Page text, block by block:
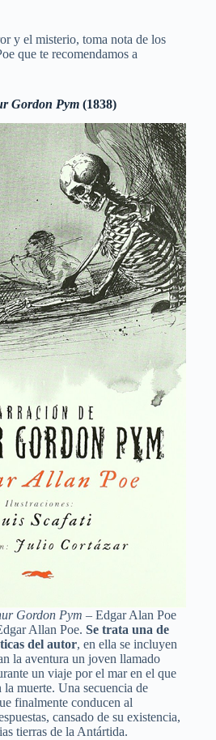
y el misterio, toma nota de los
que te recomendamos a
Gordon Pym(1838)
Gordon Pym – Edgar Alan Poe
Allan Poe. Se trata una de
del autor, en ella se incluyen
la aventura un joven llamado
un viaje por el mar en el que
muerte. Una secuencia de
finalmente conducen al
cansado de su existencia,
tierras de la Antártida.